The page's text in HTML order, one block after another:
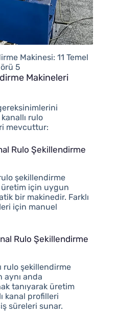
Makinesi: 11 Temel
5
Makineleri
rulo
mevcuttur:
Rulo Şekillendirme
şekillendirme
için uygun
bir makinedir. Farklı
için manuel
Rulo Şekillendirme
rulo şekillendirme
aynı anda
tanıyarak üretim
kanal profilleri
süreleri sunar.